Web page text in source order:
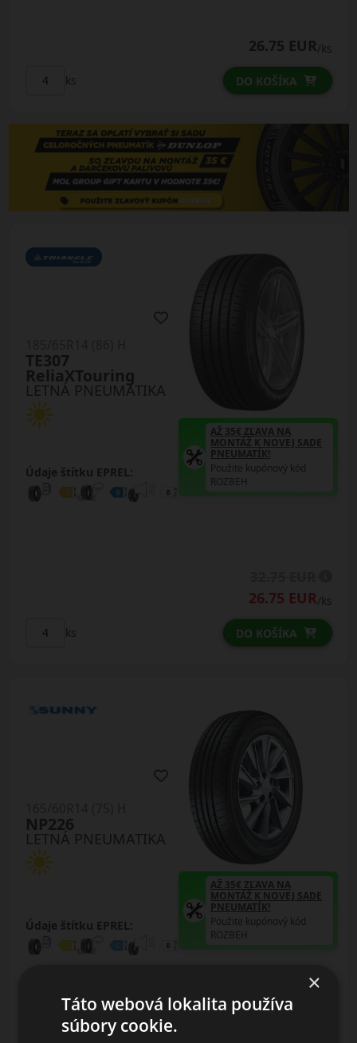
26.75 EUR/ks
ks DO KOŠÍKA
LETNÁ PNEUMATIKA
TE307
ReliaXTouring
Údaje štítku EPREL:
AŽ 35€ ZĽAVA NA
MONTÁŽ K NOVEJ SADE
PNEUMATÍK!
Použite kupónový kód
ROZBEH
26.75 EUR/ks
ks DO KOŠÍKA
LETNÁ PNEUMATIKA
NP226
Údaje štítku EPREL:
AŽ 35€ ZĽAVA NA
MONTÁŽ K NOVEJ SADE
PNEUMATÍK!
Použite kupónový kód
ROZBEH
×
Táto webová lokalita používa
súbory cookie.